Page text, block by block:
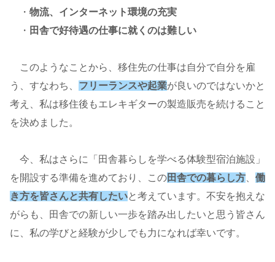
・ 物流、インターネット環境の充実
・ 田舎で好待遇の仕事に就くのは難しい
このようなことから、移住先の仕事は自分で自分を雇
う、すなわち、 フリーランスや起業が良いのではないかと
考え、私は移住後もエレキギターの製造販売を続けること
を決めました。
今、私はさらに「田舎暮らしを学べる体験型宿泊施設」
を開設する準備を進めており、この田舎での暮らし方
働
き方を皆さんと共有したいと考えています。不安を抱えな
がらも、田舎での新しい一歩を踏み出したいと思う皆さん
に、私の学びと経験が少しでも力になれば幸いです。